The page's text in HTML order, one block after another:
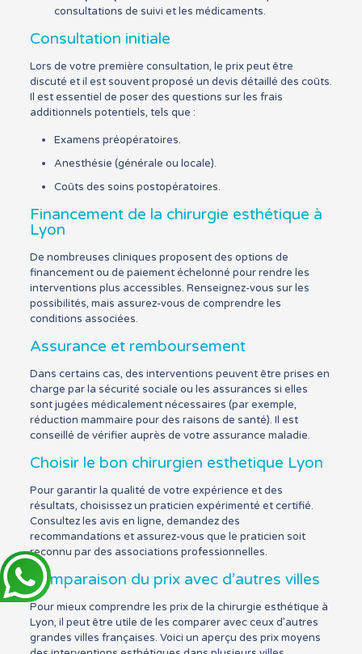
consultations de suivi et les médicaments.
Consultation initiale
Lors de votre première consultation, le prix peut être
discuté et il est souvent proposé un devis détaillé des coûts.
Il est essentiel de poser des questions sur les frais
additionnels potentiels, tels que :
Examens préopératoires.
Anesthésie (générale ou locale).
Coûts des soins postopératoires.
Financement de la chirurgie esthétique à
Lyon
De nombreuses cliniques proposent des options de
financement ou de paiement échelonné pour rendre les
interventions plus accessibles. Renseignez-vous sur les
possibilités, mais assurez-vous de comprendre les
conditions associées.
Assurance et remboursement
Dans certains cas, des interventions peuvent être prises en
charge par la sécurité sociale ou les assurances si elles
sont jugées médicalement nécessaires (par exemple,
réduction mammaire pour des raisons de santé). Il est
conseillé de vérifier auprès de votre assurance maladie.
Choisir le bon chirurgien esthetique Lyon
Pour garantir la qualité de votre expérience et des
résultats, choisissez un praticien expérimenté et certifié.
Consultez les avis en ligne, demandez des
recommandations et assurez-vous que le praticien soit
reconnu par des associations professionnelles.
Comparaison du prix avec d’autres villes
Pour mieux comprendre les prix de la chirurgie esthétique à
Lyon, il peut être utile de les comparer avec ceux d’autres
grandes villes françaises. Voici un aperçu des prix moyens